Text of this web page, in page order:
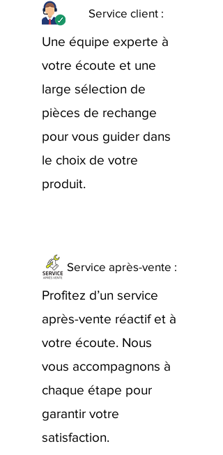
Service client :
Une équipe experte à
votre écoute et une
large sélection de
pièces de rechange
pour vous guider dans
le choix de votre
produit.
Service après-vente :
Profitez d’un service
après-vente réactif et à
votre écoute. Nous
vous accompagnons à
chaque étape pour
garantir votre
satisfaction.